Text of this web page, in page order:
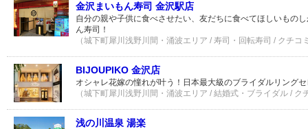
金沢まいもん寿司 金沢駅店
自分の親や子供に食べさせたい、友だちに食べてほしいもの
ん寿司！
（城下町犀川浅野川間・涌波エリア / 寿司・回転寿司 / クチコ
BIJOUPIKO 金沢店
オシャレ花嫁の憧れが叶う！日本最大級のブライダルリング
（城下町犀川浅野川間・涌波エリア / 結婚式・ブライダル / ク
浅の川温泉 湯楽